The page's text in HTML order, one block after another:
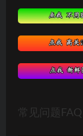
常见问题FAQ